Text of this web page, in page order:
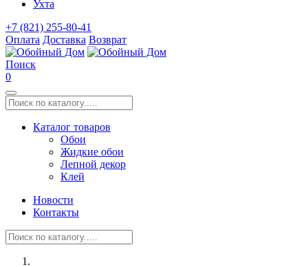
Ухта
+7 (821) 255-80-41
Оплата Доставка Возврат
Поиск
0
Каталог товаров
Обои
Жидкие обои
Лепной декор
Клей
Новости
Контакты